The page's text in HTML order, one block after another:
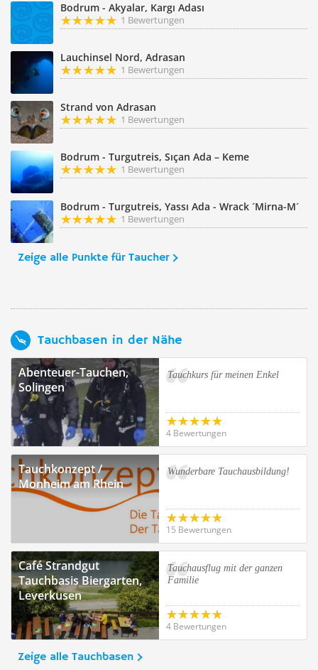
Bodrum - Akyalar, Kargı Adası
1 Bewertungen
Lauchinsel Nord, Adrasan
1 Bewertungen
Strand von Adrasan
1 Bewertungen
Bodrum - Turgutreis, Sıçan Ada – Keme
1 Bewertungen
Bodrum - Turgutreis, Yassı Ada - Wrack ´Mirna-M´
1 Bewertungen
Zeige alle Punkte für Taucher
Tauchbasen in der Nähe
Abenteuer-Tauchen,
Solingen
Tauchkurs für meinen Enkel
4 Bewertungen
Tauchkonzept /
Monheim am Rhein
Wunderbare Tauchausbildung!
15 Bewertungen
Café Strandgut
Tauchbasis Biergarten,
Leverkusen
Tauchausflug mit der ganzen
Familie
4 Bewertungen
Zeige alle Tauchbasen